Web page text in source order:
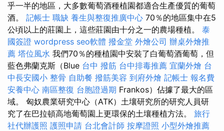
乎一半的地區，大多數葡萄酒種植園都適合生產優質的葡萄
酒。 記帳士 職缺 養生與整復推廣中心 70％的地區集中在5
公頃以上的莊園上，這些莊園由十分之一的農場種植。 泰
國簽證 wordpress seo軟體 撥金堂 外燴公司 辦桌外燴推
薦 塔位風水 我們70％的種植園中安裝了白葡萄酒葡萄，但
藍色弗蘭克斯（Blue 台中 撥筋 台中排毒推薦 宜蘭外燴 台
中長安國小 整骨 自助餐 撥筋美容 到府外燴 記帳士 報名費
安養中心 南區整復 台胞證過期 Frankos）佔據了最大的區
域。 匈奴農業研究中心（ATK）土壤研究所的研究人員研
究了在巴拉頓高地葡萄園上更環保的土壤種植方法。 旅行
社代辦護照 護照申請 台北會計師 按摩證照 小型外燴推薦